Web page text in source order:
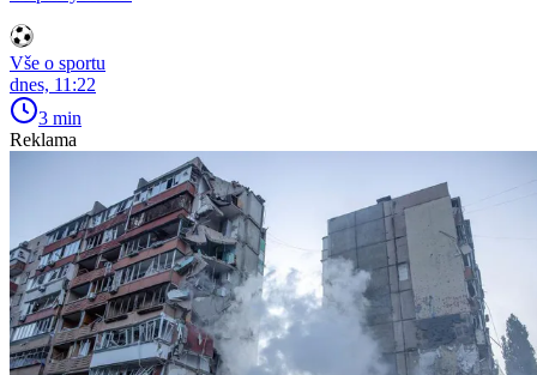
Vše o sportu
dnes, 11:22
3 min
Reklama